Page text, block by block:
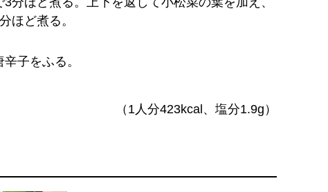
ほど煮る。
子をふる。
（1人分423kcal、塩分1.9g）